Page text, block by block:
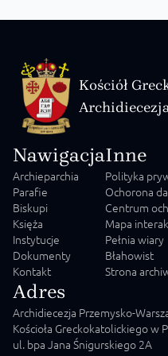
Kościół
Nawigacja
Archieparchia
Parafie
Biskupi
Księża
Instytucje
Dokumenty
Kontakt
Inne
Polityka
Ochorona
Centrum
Mapa
Pełnia wiary
Błahowist
Strona
Adres
Archidiecezja Przemysko-
Kościoła Greckokatolickiego w
ul. bpa Jana Śnigurskiego 2A